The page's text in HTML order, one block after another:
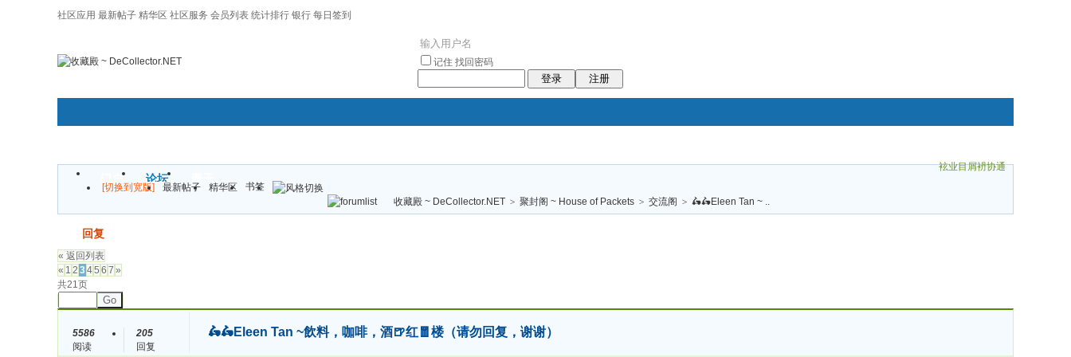
社区应用 最新帖子 精华区 社区服务 会员列表 统计排行 银行 每日签到
记住 找回密码
登录 注册
袨业目屑袇协通
门户 论坛
褔
袠袠袥眩褦
[切换到宽版] 最新帖子 精华区
书签
收藏殿 ~ DeCollector.NET > 聚封阁 ~ House of Packets > 交流阁 > 🛵🛵Eleen Tan ~ ..
回复
« 返回列表
« 1 2 345 6 7 »
共21页
Go
5586
阅读
205
回复
🛵🛵Eleen Tan ~飲料，咖啡，酒🍺红🧧楼（请勿回复，谢谢）